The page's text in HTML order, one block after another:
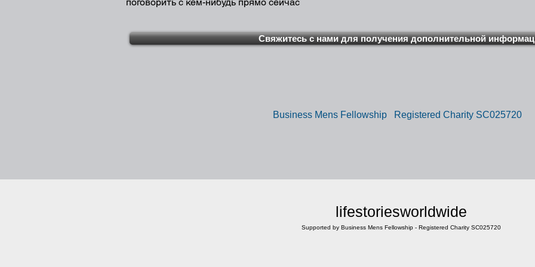
Свяжитесь с нами для получения дополнительной
Business Mens Fellowship Registered Charity SC025720
lifestoriesworldwide
Supported by Business Mens Fellowship - Registered Charity SC025720